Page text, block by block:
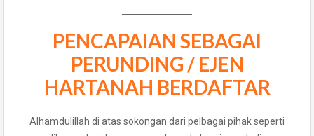
PENCAPAIAN SEBAGAI
PERUNDING / EJEN
HARTANAH BERDAFTAR
Alhamdulillah di atas sokongan dari pelbagai pihak seperti